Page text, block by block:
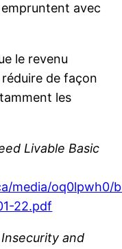
empruntent avec
le revenu
de façon
les
Livable Basic
media/oq0lpwh0/
22.pdf
and